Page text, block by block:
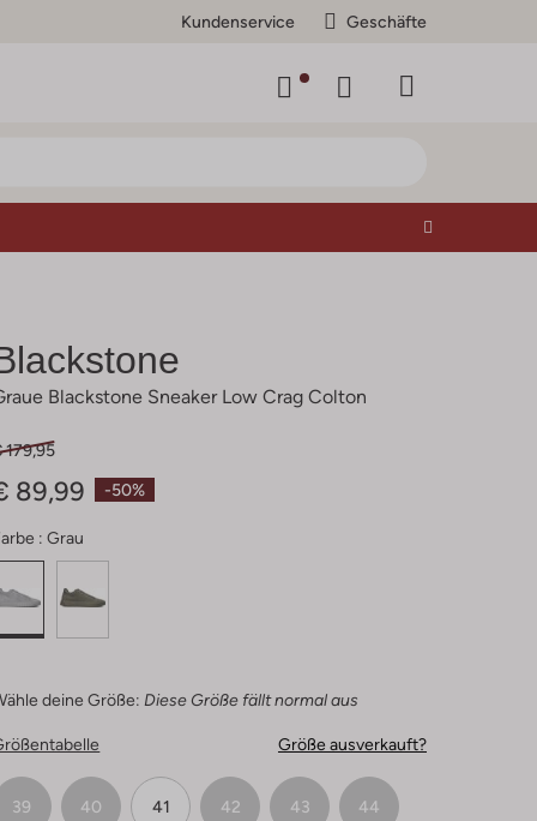
Kundenservice Geschäfte
Blackstone Sneaker Low Crag Colton
-50%
179,95
89,99
: Grau
deine Größe: Diese Größe fällt normal aus
Größe ausverkauft?
39 40 41 42 43 44